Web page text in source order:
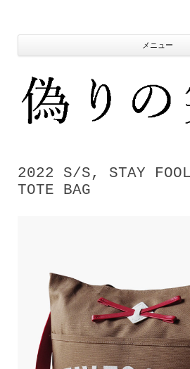
ン
へ
プ
メニュー
2022 S/S, STAY
TOTE BAG